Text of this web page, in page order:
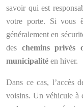
savoir qui est
votre porte. Si vous
généralement en
des chemins privés
municipalité en hiver.
Dans ce cas, l’accès
voisins. Un véhicule à